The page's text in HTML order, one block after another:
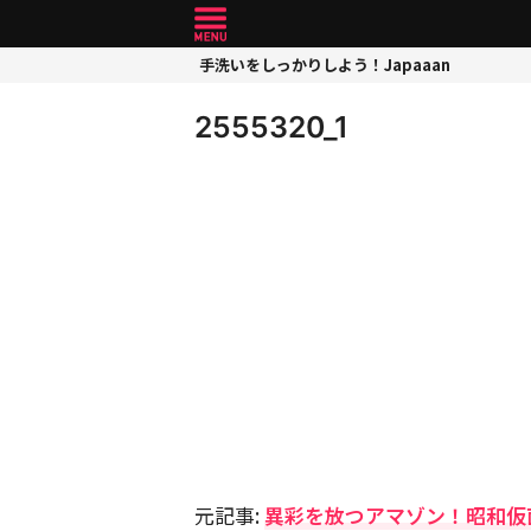
手洗いをしっかりしよう！Japaaan
2555320_1
元記事:異彩を放つアマゾン！昭和